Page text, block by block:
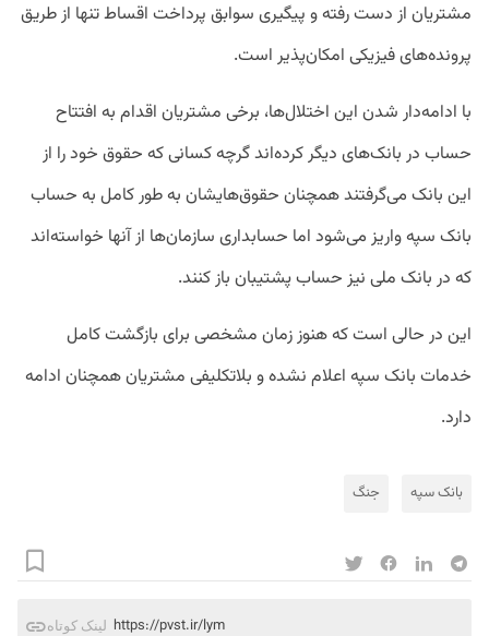
مشتریان از دست رفته و پیگیری سوابق پرداخت اقساط تنها از طریق
پرونده‌های فیزیکی امکان‌پذیر است.
با ادامه‌دار شدن این اختلال‌ها، برخی مشتریان اقدام به افتتاح
حساب در بانک‌های دیگر کرده‌اند گرچه کسانی که حقوق خود را از
این بانک می‌گرفتند همچنان حقو‌ق‌هایشان به طور کامل به حساب
بانک سپه واریز می‌شود اما حسابداری سازمان‌ها از آنها خواسته‌اند
که در بانک ملی نیز حساب پشتیبان باز کنند.
این در حالی است که هنوز زمان مشخصی برای بازگشت کامل
خدمات بانک سپه اعلام نشده و بلاتکلیفی مشتریان همچنان ادامه
دارد.
بانک سپه جنگ
لینک کوتاه https://pvst.ir/lym